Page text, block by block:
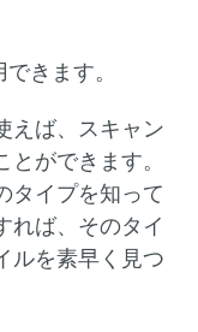
きます。
えば、スキャン
ができます。
タイプを知って
れば、そのタイ
ルを素早く見つ